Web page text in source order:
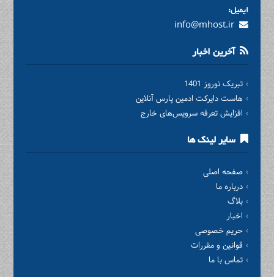
ایمیل:
info@mhost.ir
آخرین اخبار
تبریک نوروز 1401
هاست دایرکت ادمین پارس آنلاین
افزایش تعرفه سرویس‌های خارج
سایر لینک ها
صفحه اصلی
درباره ما
بلاگ
اخبار
حریم خصوصی
قوانین و مقررات
تماس با ما